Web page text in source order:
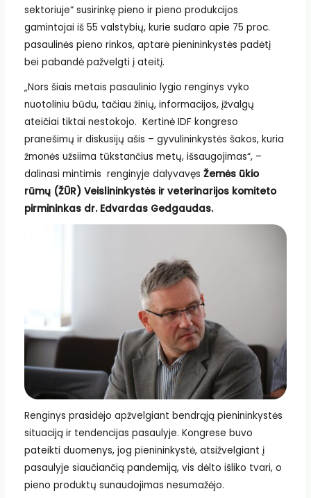
sektoriuje“ susirinkę pieno ir pieno produkcijos
gamintojai iš 55 valstybių, kurie sudaro apie 75 proc.
pasaulinės pieno rinkos, aptarė pienininkystės padėtį
bei pabandė pažvelgti į ateitį.
„Nors šiais metais pasaulinio lygio renginys vyko
nuotoliniu būdu, tačiau žinių, informacijos, įžvalgų
ateičiai tiktai nestokojo. Kertinė IDF kongreso
pranešimų ir diskusijų ašis – gyvulininkystės šakos, kuria
žmonės užsiima tūkstančius metų, išsaugojimas“, –
dalinasi mintimis renginyje dalyvavęs Žemės ūkio
rūmų (ŽŪR) Veislininkystės ir veterinarijos komiteto
pirmininkas dr. Edvardas Gedgaudas.
Renginys prasidėjo apžvelgiant bendrąją pienininkystės
situaciją ir tendencijas pasaulyje. Kongrese buvo
pateikti duomenys, jog pienininkystė, atsižvelgiant į
pasaulyje siaučiančią pandemiją, vis dėlto išliko tvari, o
pieno produktų sunaudojimas nesumažėjo.